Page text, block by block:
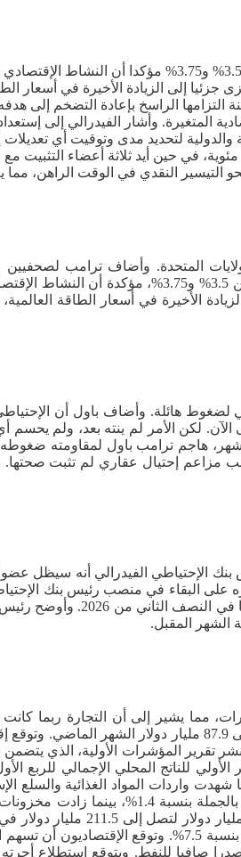
ثبت بنك الإحتياطي الفيدرالي الأمريكي أسعار الفائدة، يوم أمس
إلى الزيادة الأخيرة في أسعار
المتغيرة. وأشار الفيدرالي إلى
لتحديد مدى وتوقيت أي تعديلات
في حين أيد ثلاثة أعضاء
النقدي في الوقت الراهن،
المتحدة. وأضاف ترامب
لخفضها”. وأبقت لجنة السوق المفتوحة بمجلس الإحتياطي
الأخيرة في أسعار الطاقة
لضغوط هائلة. وأضاف باول أن
الآن. لكن الأمر لم ينته بعد، ولم
هاجم ترامب باول لمقاومته
مزاعم إحتيال عقاري لم تثبت
بنك الإحتياطي الفيدرالي أنه
على البقاء في منصب رئيس بنك
أن الرسوم الجمركية كان يتوقع أن
الشهر المقبل.
مما يشير إلى أن التجارة ربما
الإحصاء التابع لوزارة التجارة الأمريكية، يوم أمس الأربعاء، أن العجز
مكتب الإحصاء الأمريكي نشر تقرير المؤشرات
للناتج المحلي الإجمالي للربع
مما يعكس زيادة بنسبة 11% في واردات السيارات. كما شهدت
المتوقع لعجز الميزان التجاري للسلع
والسلع الرأسمالية واللوازم الصناعية، بما في ذلك النفط. في المقابل،
للنفط. ويتوقع إستطلاع أجرته